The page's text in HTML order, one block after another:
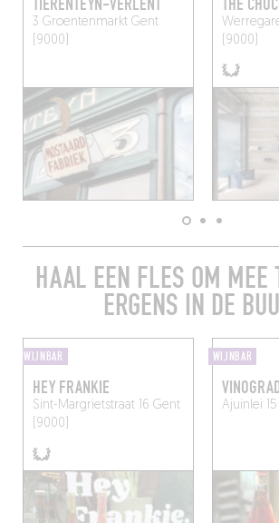
TIERENTEYN-VERLENT
3 GroentenmarktGent
(9000)
THE
(9000)
HAAL EEN FLES OM MEE
ERGENS IN DE
WIJNBAR
HEY FRANKIE
Sint-Margrietstraat 16 Gent
(9000)
WIJNBAR
Ajuinlei 15